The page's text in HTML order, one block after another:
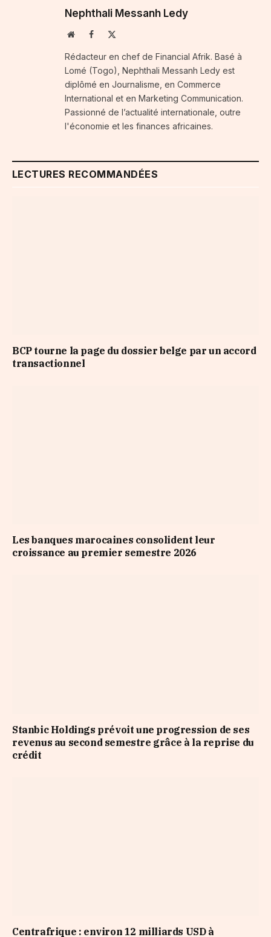
Nephthali Messanh Ledy
WebsiteFacebook
Rédacteur en chef de Financial Afrik. Basé à
Lomé (Togo), Nephthali Messanh Ledy est
diplômé en Journalisme, en Commerce
International et en Marketing Communication.
Passionné de l’actualité internationale, outre
l'économie et les finances africaines.
LECTURES RECOMMANDÉES
BCP tourne la page du dossier belge par un accord
transactionnel
Les banques marocaines consolident leur
croissance au premier semestre 2026
Stanbic Holdings prévoit une progression de ses
revenus au second semestre grâce à la reprise du
crédit
Centrafrique : environ 12 milliards USD à